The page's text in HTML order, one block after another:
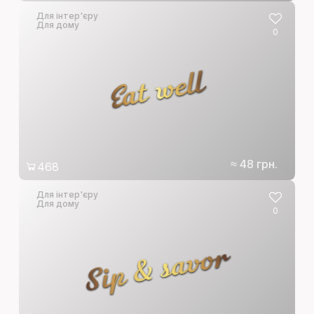
Eat well
Для інтер'єру
Для дому
≈ 48 грн.
0
468
Sip & savor
Для інтер'єру
Для дому
0